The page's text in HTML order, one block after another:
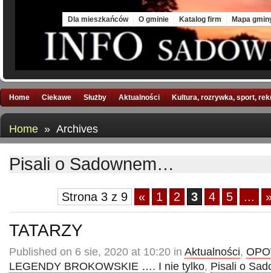
Dla mieszkańców O gminie Katalog firm Mapa
Home Ciekawe Służby Aktualności Kultura, rozrywka, sport,
Home » Archives
Pisali o Sadownem…
Strona 3 z 9 « 1 2 3 4 5 ...
TATARZY
Published on 6 sie, 2020 at 10:20 in Aktualności,
LEGENDY BROKOWSKIE …. I nie tylko, Pisali o